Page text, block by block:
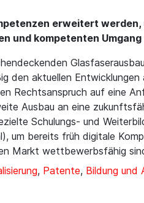
erweitert
und kompetenten
den aktuellen
Rechtsanspruch auf eine
Ausbau an eine
Schulungs- und
um bereits früh digitale
Markt wettbewerbsfähig
, Patente, Bildung und